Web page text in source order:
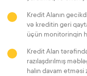
Kredit Alanın
və kreditin geri
üçün monitorinqin
Kredit Alan
razılaşdırılmış
halın davam